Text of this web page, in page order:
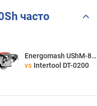
часто
Energomash UShM-8150Sh
vs Intertool DT-0200